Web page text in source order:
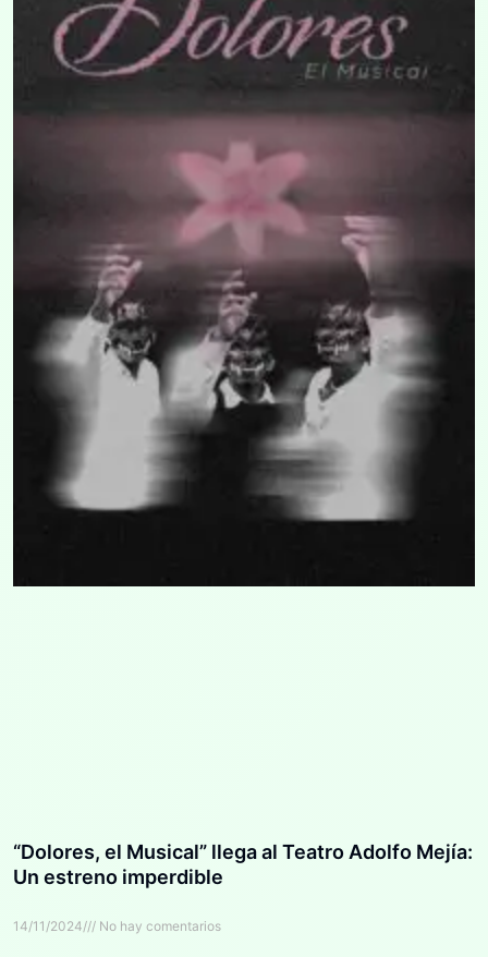
“Dolores, el Musical” llega al Teatro Adolfo Mejía:
Un estreno imperdible
14/11/2024 No hay comentarios